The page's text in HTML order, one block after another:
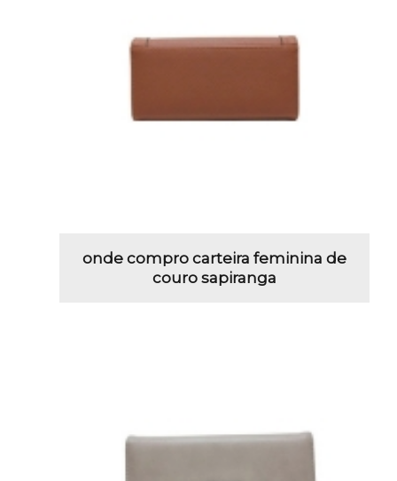
onde compro carteira feminina de
couro sapiranga